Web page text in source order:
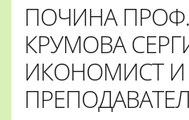
ПОЧИНА
КРУМОВА
ИКОНОМИСТ И